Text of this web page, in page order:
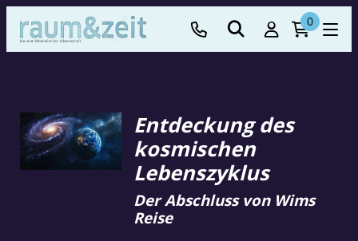
0
Entdeckung des
kosmischen
Lebenszyklus
Der Abschluss von Wims
Reise